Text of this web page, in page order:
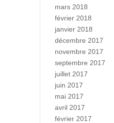
mars 2018
février 2018
janvier 2018
décembre 2017
novembre 2017
septembre 2017
juillet 2017
juin 2017
mai 2017
avril 2017
février 2017